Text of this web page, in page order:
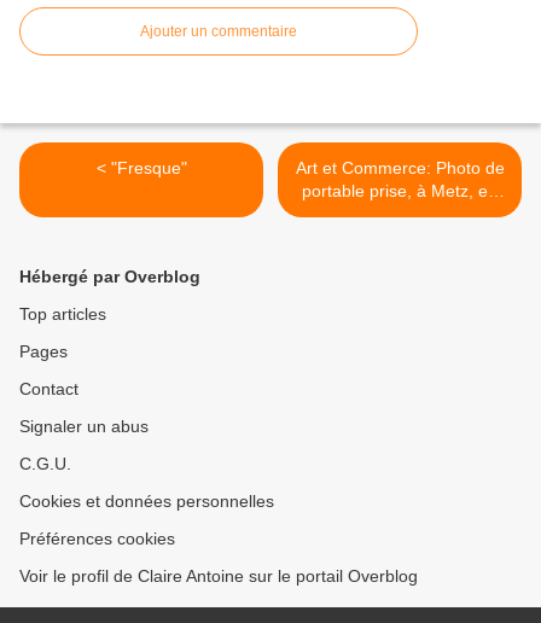
Ajouter un commentaire
< "Fresque"
Art et Commerce: Photo de
portable prise, à Metz, en
2014, au début de la rue
Hébergé par Overblog
Top articles
Pages
Contact
Signaler un abus
C.G.U.
Cookies et données personnelles
Préférences cookies
Voir le profil de Claire Antoine sur le portail Overblog